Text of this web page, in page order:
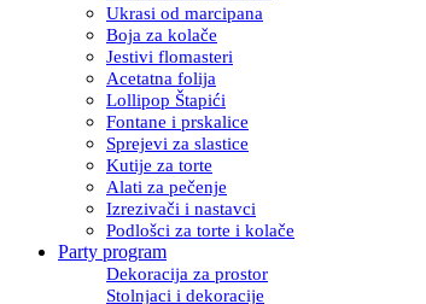
Ukrasi od marcipana
Boja za kolače
Jestivi flomasteri
Acetatna folija
Lollipop Štapići
Fontane i prskalice
Sprejevi za slastice
Kutije za torte
Alati za pečenje
Izrezivači i nastavci
Podlošci za torte i kolače
Party program
Dekoracija za prostor
Stolnjaci i dekoracije